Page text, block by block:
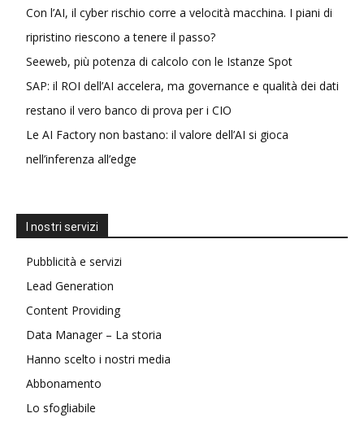
Con l’AI, il cyber rischio corre a velocità macchina. I piani di
ripristino riescono a tenere il passo?
Seeweb, più potenza di calcolo con le Istanze Spot
SAP: il ROI dell’AI accelera, ma governance e qualità dei dati
restano il vero banco di prova per i CIO
Le AI Factory non bastano: il valore dell’AI si gioca
nell’inferenza all’edge
I nostri servizi
Pubblicità e servizi
Lead Generation
Content Providing
Data Manager – La storia
Hanno scelto i nostri media
Abbonamento
Lo sfogliabile